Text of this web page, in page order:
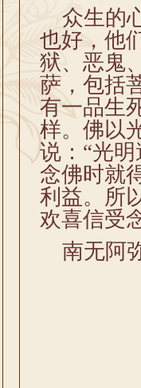
众生的
也好，他
狱、恶鬼
萨，包括
有一品生
样。佛以
说：“光
念佛时就
利益。所
欢喜信受
南无阿